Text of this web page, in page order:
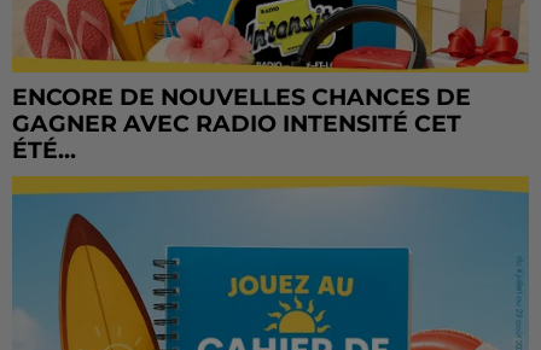
ENCORE DE NOUVELLES CHANCES DE
GAGNER AVEC RADIO INTENSITÉ CET
ÉTÉ...